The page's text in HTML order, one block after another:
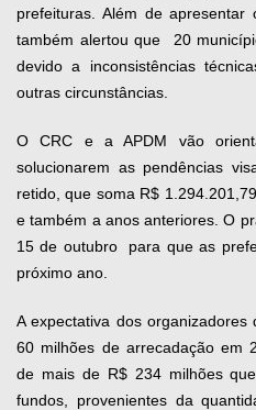
prefeituras. Além de
também alertou que 20
devido a inconsistências
outras circunstâncias.
O CRC e a APDM vão
solucionarem as pendências
retido, que soma R$
e também a anos anteriores. O
15 de outubro para que as
próximo ano.
A expectativa dos
60 milhões de arrecadação em
de mais de R$ 234 milhões
fundos, provenientes da